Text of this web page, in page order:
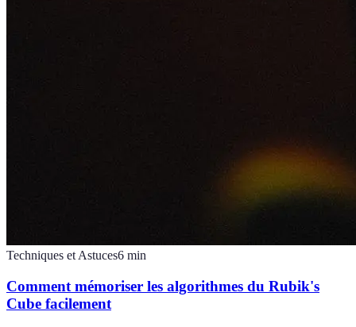
Techniques et Astuces6 min
Comment mémoriser les algorithmes du Rubik's
Cube facilement